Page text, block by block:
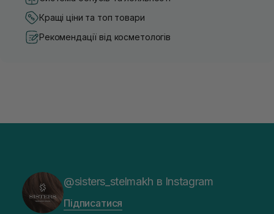
Кращі ціни та топ товари
Рекомендації від косметологів
@sisters_stelmakh в Instagram
Підписатися